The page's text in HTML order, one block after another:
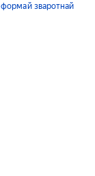
формай зваротнай